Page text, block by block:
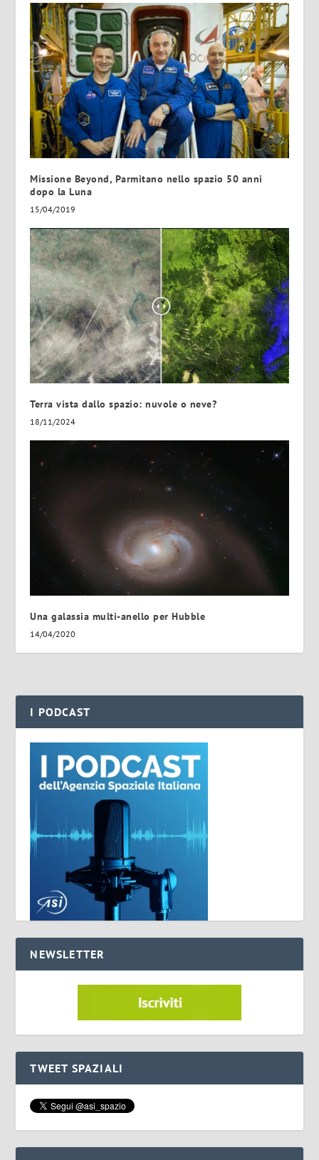
Missione Beyond, Parmitano nello spazio 50 anni
dopo la Luna
15/04/2019
Terra vista dallo spazio: nuvole o neve?
18/11/2024
Una galassia multi-anello per Hubble
14/04/2020
I PODCAST
NEWSLETTER
TWEET SPAZIALI